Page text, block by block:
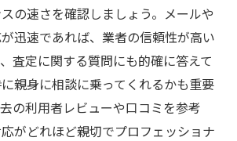
の速さを確認しましょう。メールや
迅速であれば、業者の信頼性が高い
査定に関する質問にも的確に答えて
親身に相談に乗ってくれるかも重要
の利用者レビューや口コミを参考
がどれほど親切でプロフェッショナ